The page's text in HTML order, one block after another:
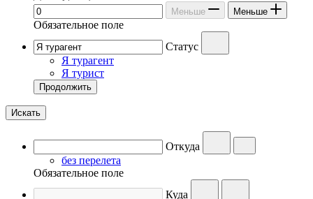
Меньше Меньше
Обязательное поле
Статус
Я турагент
Я турист
Продолжить
Искать
Откуда
без перелета
Обязательное поле
Куда